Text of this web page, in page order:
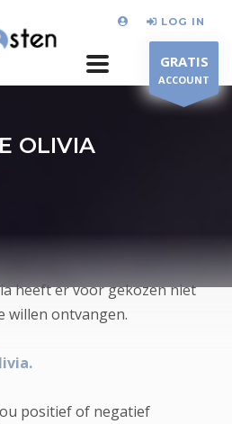
LOG IN
GRATIS
ACCOUNT
OLIVIA
heeft er voor gekozen niet
willen ontvangen.
positief of negatief